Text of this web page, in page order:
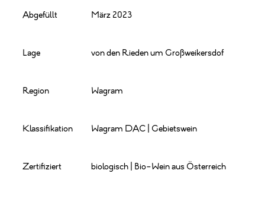
Abgefüllt März 2023
Lage von den Rieden um Großweikersdof
Region Wagram
Klassifikation Wagram DAC | Gebietswein
Zertifiziert biologisch | Bio-Wein aus Österreich